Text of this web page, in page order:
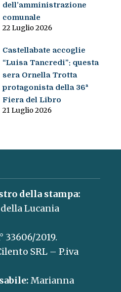
dell’amministrazione
comunale
22 Luglio 2026
Castellabate accoglie
“Luisa Tancredi”: questa
sera Ornella Trotta
protagonista della 36ª
Fiera del Libro
21 Luglio 2026
della stampa:
Lucania
33606/2019.
SRL – P.iva
Marianna